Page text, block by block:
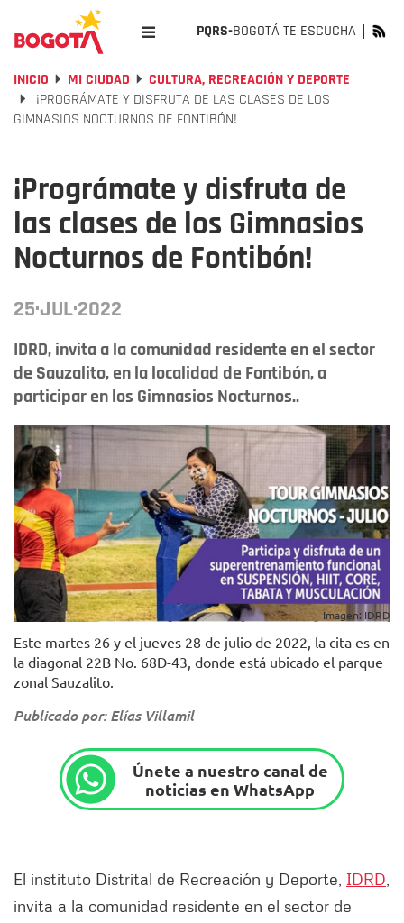
PQRS-BOGOTÁ TE ESCUCHA
INICIO MI CIUDAD
CULTURA, RECREACIÓN Y DEPORTE
¡PROGRÁMATE Y DISFRUTA DE LAS CLASES DE LOS
GIMNASIOS NOCTURNOS DE FONTIBÓN!
¡Prográmate y disfruta de
las clases de los Gimnasios
Nocturnos de Fontibón!
25·JUL·2022
IDRD, invita a la comunidad residente en el sector
de Sauzalito, en la localidad de Fontibón, a
participar en los Gimnasios Nocturnos..
Imagen: IDRD
Este martes 26 y el jueves 28 de julio de 2022, la cita es en
la diagonal 22B No. 68D-43, donde está ubicado el parque
zonal Sauzalito.
Publicado por: Elías Villamil
Únete a nuestro canal de
noticias en WhatsApp
El instituto Distrital de Recreación y Deporte, IDRD
invita a la comunidad residente en el sector de